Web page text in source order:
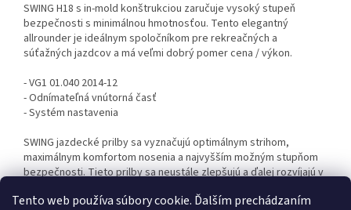
Tento web používa súbory cookie. Ďalším prechádzaním
SWING H18 s in-mold konštrukciou zaručuje vysoký stupeň
bezpečnosti s minimálnou hmotnosťou. Tento elegantný
allrounder je ideálnym spoločníkom pre rekreačných a
súťažných jazdcov a má veľmi dobrý pomer cena / výkon.
- VG1 01.040 2014-12
- Odnímateľná vnútorná časť
- Systém nastavenia
SWING jazdecké prilby sa vyznačujú optimálnym strihom,
maximálnym komfortom nosenia a najvyšším možným stupňom
bezpečnosti. Tieto prilby sa neustále zlepšujú a ďalej rozvíjajú v